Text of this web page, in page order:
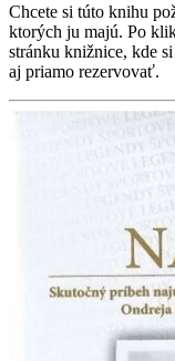
Chcete si túto knihu
ktorých ju majú. Po
stránku knižnice, kde
aj priamo rezervovať.